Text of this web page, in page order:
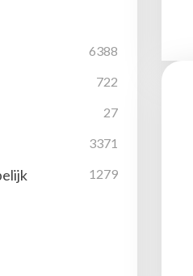
6388
722
27
3371
1279